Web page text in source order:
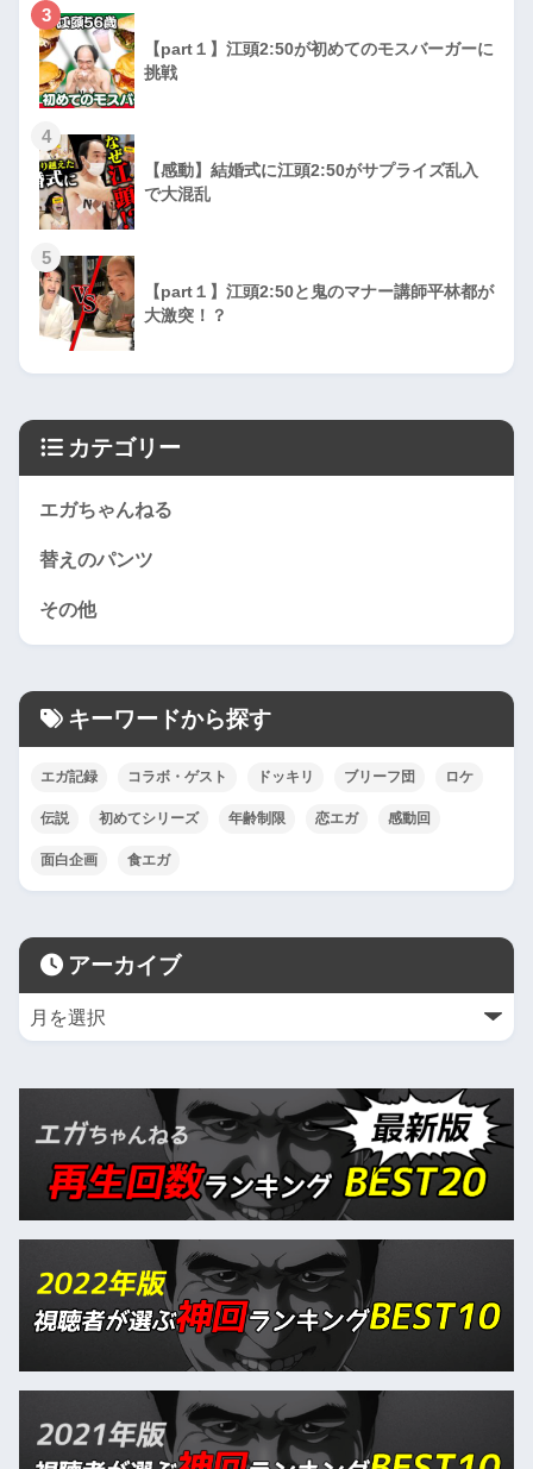
3
【part１】江頭2:50が初めてのモスバーガーに
挑戦
4
【感動】結婚式に江頭2:50がサプライズ乱入
で大混乱
5
【part１】江頭2:50と鬼のマナー講師平林都が
大激突！？
カテゴリー
エガちゃんねる
替えのパンツ
その他
キーワードから探す
エガ記録 コラボ・ゲスト ドッキリ ブリーフ団 ロケ
伝説 初めてシリーズ 年齢制限 恋エガ 感動回
面白企画 食エガ
アーカイブ